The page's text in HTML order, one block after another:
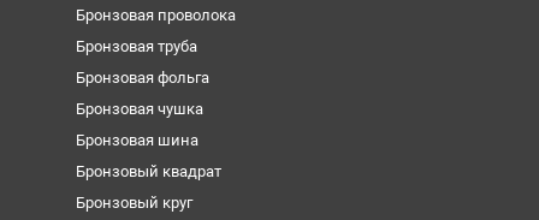
Бронзовая проволока
Бронзовая труба
Бронзовая фольга
Бронзовая чушка
Бронзовая шина
Бронзовый квадрат
Бронзовый круг